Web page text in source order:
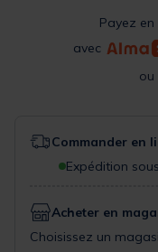
Payez en
avec
Commander en
Expédition
Acheter en
Choisissez un